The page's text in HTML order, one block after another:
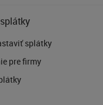
splátky
pre firmy